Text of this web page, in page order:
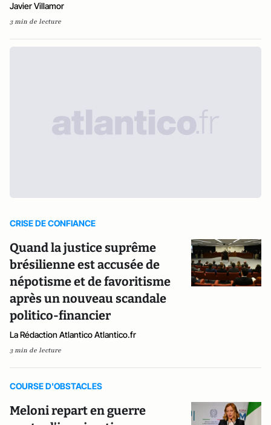
Javier Villamor
3 min de lecture
CRISE DE CONFIANCE
Quand la justice suprême
brésilienne est accusée de
népotisme et de favoritisme
après un nouveau scandale
politico-financier
La Rédaction Atlantico Atlantico.fr
3 min de lecture
COURSE D'OBSTACLES
Meloni repart en guerre